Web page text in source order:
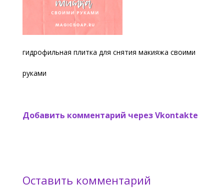
гидрофильная плитка для снятия макияжа своими
руками
Добавить комментарий через Vkontakte
Оставить комментарий